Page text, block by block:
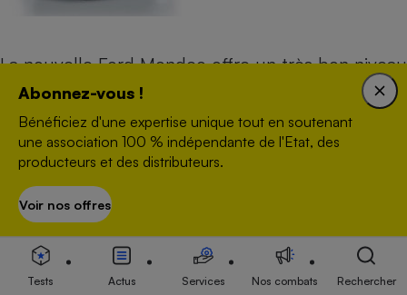
La nouvelle Ford Mondeo offre un très bon niveau
de protection global et décroche les 5 étoiles
Euro NCAP 2014.
La protection des adultes est très satisfaisante à
l’exception de celle du thorax du conducteur au
moment du choc latéral contre un poteau :
l’enfoncement des côtes atteint des valeurs
signifiant que le risque de blessure grave est
Abonnez-vous !
Bénéficiez d'une expertise unique tout en soutenant
une association 100 % indépendante de l'Etat, des
producteurs et des distributeurs.
Voir nos offres
Tests Actus Services Nos combats Rechercher